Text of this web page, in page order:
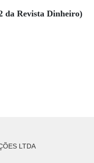
da Revista Dinheiro)
LTDA